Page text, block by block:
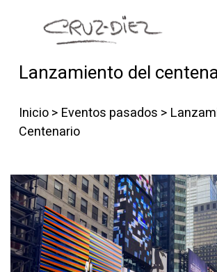
Skip to main content
INICIO
RGB
PUBLICACIONES
CONTACTO
Lanzamiento del
Inicio> Eventos pasados >
Centenario